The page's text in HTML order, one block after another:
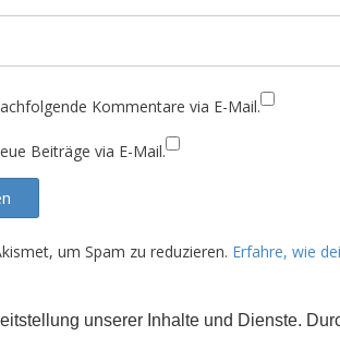
unserer Inhalte und Dienste.
Kommentare via E-Mail.
Beiträge via E-Mail.
um Spam zu reduzieren. Erfahre, wie